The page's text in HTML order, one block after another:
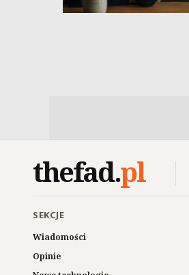
thefad.pl
SEKCJE
Wiadomości
Opinie